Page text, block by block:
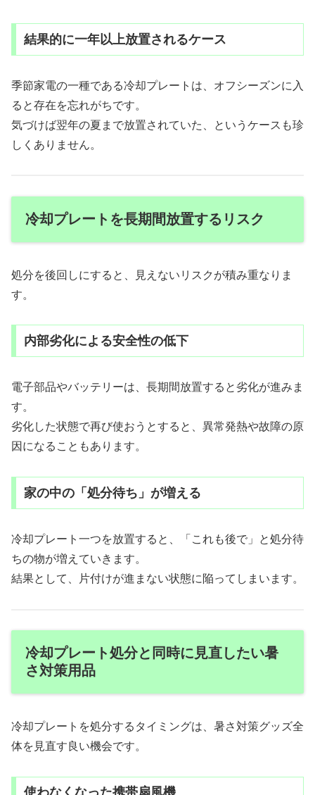
結果的に一年以上放置されるケース
季節家電の一種である冷却プレートは、オフシーズンに入
ると存在を忘れがちです。
気づけば翌年の夏まで放置されていた、というケースも珍
しくありません。
冷却プレートを長期間放置するリスク
処分を後回しにすると、見えないリスクが積み重なりま
す。
内部劣化による安全性の低下
電子部品やバッテリーは、長期間放置すると劣化が進みま
す。
劣化した状態で再び使おうとすると、異常発熱や故障の原
因になることもあります。
家の中の「処分待ち」が増える
冷却プレート一つを放置すると、「これも後で」と処分待
ちの物が増えていきます。
結果として、片付けが進まない状態に陥ってしまいます。
冷却プレート処分と同時に見直したい暑
さ対策用品
冷却プレートを処分するタイミングは、暑さ対策グッズ全
体を見直す良い機会です。